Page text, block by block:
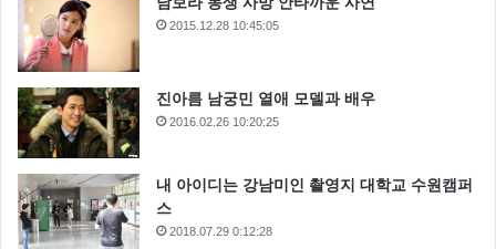
2015.12.28 10:45:05
진아름 남궁민 열애 모델과 배우
2016.02.26 10:20:25
내 아이디는 강남미인 촬영지 대학교 수원캠퍼
스
2018.07.29 0:12:28